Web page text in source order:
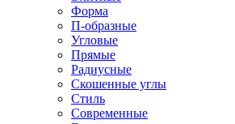
Форма
П-образные
Угловые
Прямые
Радиусные
Скошенные углы
Стиль
Современные